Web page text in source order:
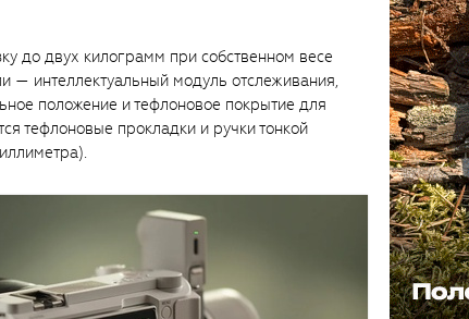
до двух килограмм при собственном весе
интеллектуальный модуль отслеживания,
положение и тефлоновое покрытие для
тефлоновые прокладки и ручки тонкой